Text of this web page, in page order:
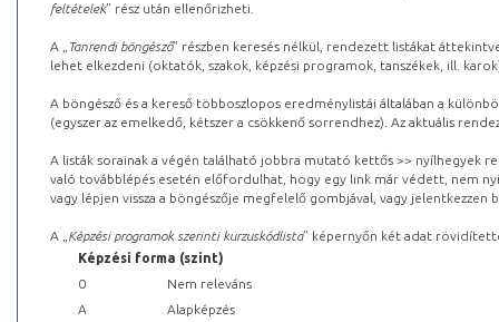
feltételek” rész után ellenőrizheti.
A „ Tanrendi böngésző” részben keresés nélkül, rendezett listákat
lehet elkezdeni (oktatók, szakok, képzési programok, tanszékek, ill.
A böngésző és a kereső többoszlopos eredménylistái általában a
(egyszer az emelkedő, kétszer a csökkenő sorrendhez). Az aktuális
A listák sorainak a végén található jobbra mutató kettős >> nyílhegyek
való továbblépés esetén előfordulhat, hogy egy link már védett, nem
vagy lépjen vissza a böngészője megfelelő gombjával, vagy
A „ Képzési programok szerinti kurzuskódlista” képernyőn két adat
Képzési forma (szint)
0
Nem releváns
A
Alapképzés